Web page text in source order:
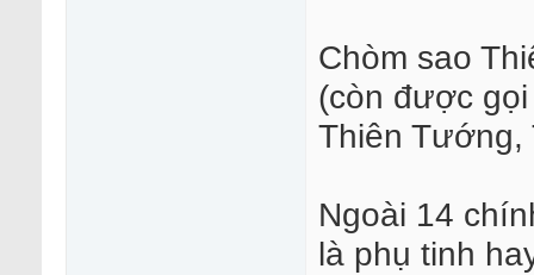
Chòm sao
(còn được
Thiên Tướng,
Ngoài 14
là phụ tinh